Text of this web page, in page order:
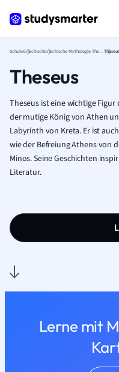
SchuleGriechisch Griechische Mythologie TheorieTheseus
Theseus
Theseus ist eine wichtige
der mutige König von Athen
Labyrinth von Kreta. Er ist
wie der Befreiung Athens von
Minos. Seine Geschichten
Literatur.
Lerne mit